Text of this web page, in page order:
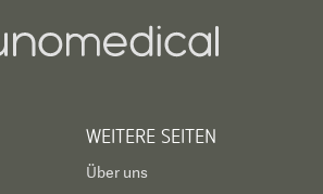
WEITERE SEITEN
Über uns